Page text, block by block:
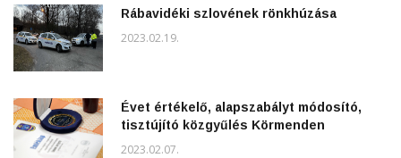
Rábavidéki szlovének rönkhúzása
2023.02.19.
Évet értékelő, alapszabályt módosító,
tisztújító közgyűlés Körmenden
2023.02.07.